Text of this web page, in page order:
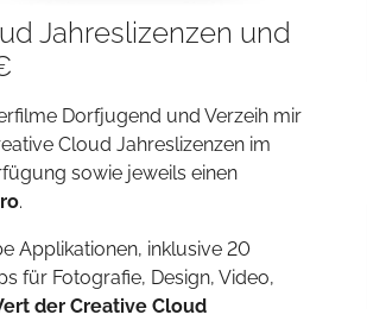
Jahreslizenzen und
Dorfjugend und Verzeih mir
Cloud Jahreslizenzen im
sowie jeweils einen
.
Applikationen, inklusive 20
für Fotografie, Design, Video,
der Creative Cloud